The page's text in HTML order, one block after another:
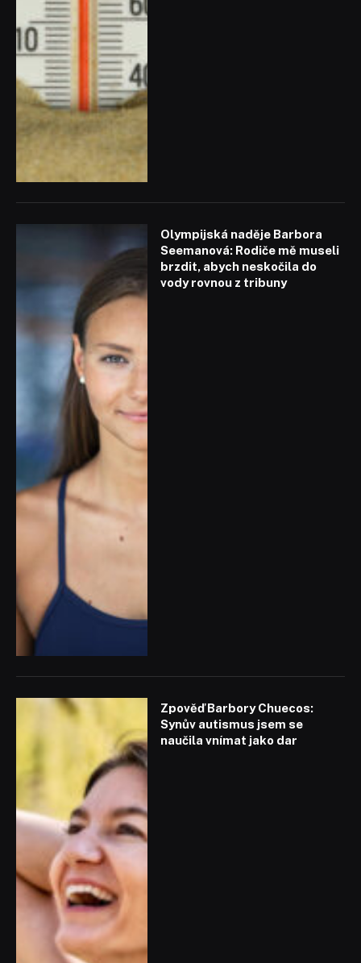
Olympijská naděje Barbora
Seemanová: Rodiče mě museli
brzdit, abych neskočila do
vody rovnou z tribuny
Zpověď Barbory Chuecos:
Synův autismus jsem se
naučila vnímat jako dar